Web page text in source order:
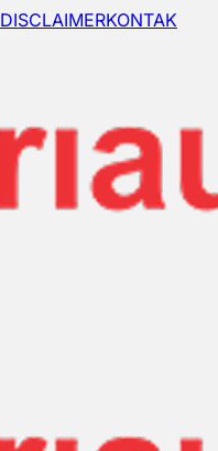
DISCLAIMERKONTAK